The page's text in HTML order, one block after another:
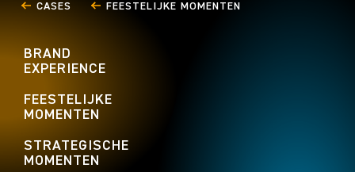
CASES FEESTELIJKE MOMENTEN
BRAND
EXPERIENCE
FEESTELIJKE
MOMENTEN
STRATEGISCHE
MOMENTEN